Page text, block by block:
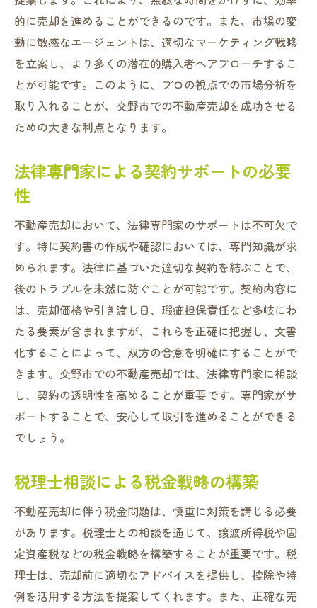
的に売却を進めることができるのです。また、市場の変
動に敏感なエージェントは、適切なマーケティング戦略
を立案し、より多くの潜在的購入者へアプローチするこ
とが可能です。このように、プロの視点での市場分析を
取り入れることが、交野市での不動産売却を成功させる
ための大きな利点となります。
法律専門家による契約サポートの必要
性
不動産売却において、法律専門家のサポートは不可欠で
す。特に契約書の作成や確認においては、専門知識が求
められます。法律に基づいた適切な契約を結ぶことで、
後のトラブルを未然に防ぐことが可能です。契約内容に
は、売却価格や引き渡し日、瑕疵担保責任など多岐にわ
たる要素が含まれますが、これらを正確に把握し、文書
化することによって、双方の合意を明確にすることがで
きます。交野市での不動産売却では、法律専門家に相談
し、契約の透明性を高めることが重要です。専門家がサ
ポートすることで、安心して取引を進めることができる
でしょう。
税理士相談による税金戦略の構築
不動産売却に伴う税金問題は、慎重に対策を講じる必要
があります。税理士との相談を通じて、譲渡所得税や固
定資産税などの税金戦略を構築することが重要です。税
理士は、売却前に適切なアドバイスを提供し、控除や特
例を活用する方法を提案してくれます。また、正確な売